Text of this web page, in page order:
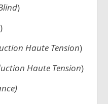
)
)
Haute Tension)
Haute Tension)